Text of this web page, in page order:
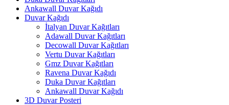
Ankawall Duvar Kağıdı
Duvar Kağıdı
İtalyan Duvar Kağıtları
Adawall Duvar Kağıtları
Decowall Duvar Kağıtları
Vertu Duvar Kağıtları
Gmz Duvar Kağıtları
Ravena Duvar Kağıdı
Duka Duvar Kağıtları
Ankawall Duvar Kağıdı
3D Duvar Posteri